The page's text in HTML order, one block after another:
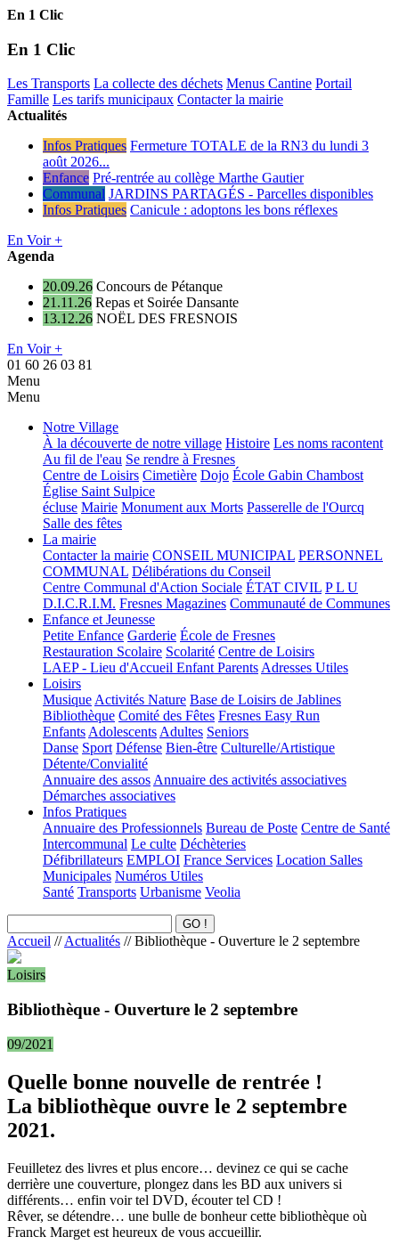
En 1 Clic
En 1 Clic
Les Transports La collecte des déchets Menus Cantine Portail
Famille Les tarifs municipaux Contacter la mairie
Actualités
Infos Pratiques Fermeture TOTALE de la RN3 du lundi 3
août 2026...
Enfance Pré-rentrée au collège Marthe Gautier
Communal JARDINS PARTAGÉS - Parcelles disponibles
Infos Pratiques Canicule : adoptons les bons réflexes
En Voir +
Agenda
20.09.26 Concours de Pétanque
21.11.26 Repas et Soirée Dansante
13.12.26 NOËL DES FRESNOIS
En Voir +
01 60 26 03 81
Menu
Menu
Notre Village
À la découverte de notre village Histoire Les noms racontent
Au fil de l'eau Se rendre à Fresnes
Centre de Loisirs Cimetière Dojo École Gabin Chambost
Église Saint Sulpice
écluse Mairie Monument aux Morts Passerelle de l'Ourcq
Salle des fêtes
La mairie
Contacter la mairie CONSEIL MUNICIPAL PERSONNEL
COMMUNAL Délibérations du Conseil
Centre Communal d'Action Sociale ÉTAT CIVIL P L U
D.I.C.R.I.M. Fresnes Magazines Communauté de Communes
Enfance et Jeunesse
Petite Enfance Garderie École de Fresnes
Restauration Scolaire Scolarité Centre de Loisirs
LAEP - Lieu d'Accueil Enfant ParentsAdresses Utiles
Loisirs
MusiqueActivités Nature Base de Loisirs de Jablines
Bibliothèque Comité des Fêtes Fresnes Easy Run
EnfantsAdolescentsAdultes Seniors
Danse Sport Défense Bien-être Culturelle/Artistique
Détente/Convialité
Annuaire des assosAnnuaire des activités associatives
Démarches associatives
Infos Pratiques
Annuaire des Professionnels Bureau de Poste Centre de Santé
Intercommunal Le culte Déchèteries
Défibrillateurs EMPLOI France Services Location Salles
Municipales Numéros Utiles
Santé Transports Urbanisme Veolia
Accueil //Actualités // Bibliothèque - Ouverture le 2 septembre
Loisirs
Bibliothèque - Ouverture le 2 septembre
09/2021
Quelle bonne nouvelle de rentrée !
La bibliothèque ouvre le 2 septembre
2021.
Feuilletez des livres et plus encore… devinez ce qui se cache
derrière une couverture, plongez dans les BD aux univers si
différents… enfin voir tel DVD, écouter tel CD !
Rêver, se détendre… une bulle de bonheur cette bibliothèque où
Franck Marget est heureux de vous accueillir.